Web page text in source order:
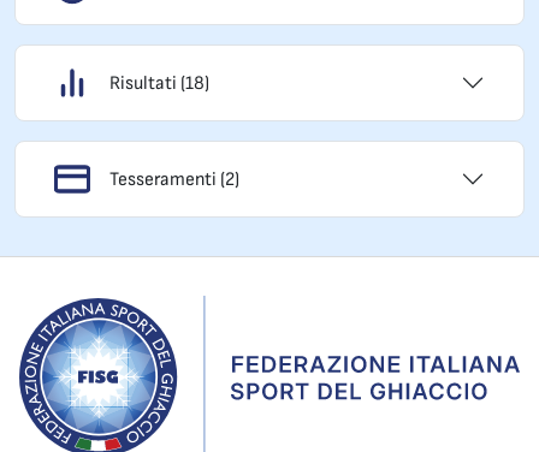
Risultati (18)
Tesseramenti (2)